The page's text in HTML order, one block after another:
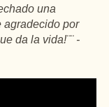
una
agradecido por
da la vida!¨¨ -